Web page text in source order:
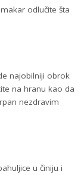
odlučite šta
najobilniji obrok
na hranu kao da
nezdravim
u činiju i